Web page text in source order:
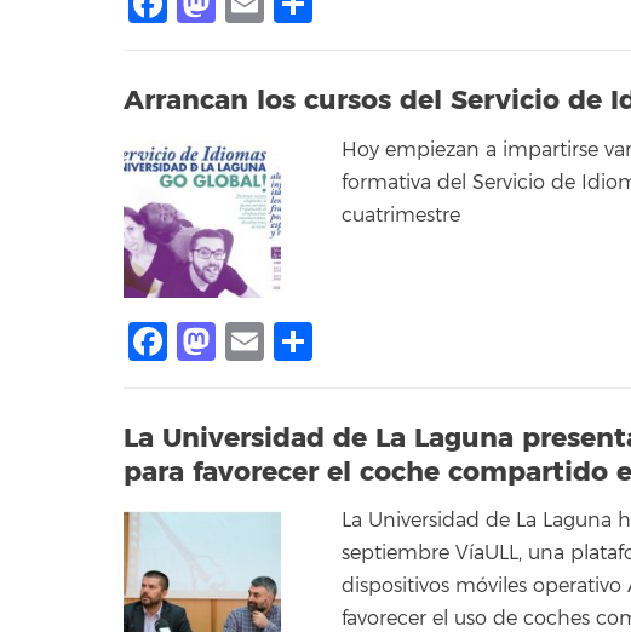
Arrancan los cursos del Servicio de
Hoy empiezan a impartirse
formativa del Servicio de
cuatrimestre
Facebook
Mastodon
Email
La Universidad de La Laguna
para favorecer el coche compartido
La Universidad de La Laguna
septiembre VíaULL, una
dispositivos móviles
favorecer el uso de coches